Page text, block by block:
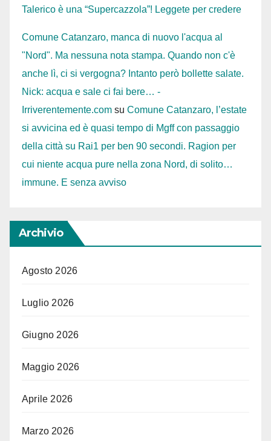
Talerico è una “Supercazzola”! Leggete per credere
Comune Catanzaro, manca di nuovo l'acqua al
"Nord". Ma nessuna nota stampa. Quando non c'è
anche lì, ci si vergogna? Intanto però bollette salate.
Nick: acqua e sale ci fai bere… -
Irriverentemente.com su Comune Catanzaro, l’estate
si avvicina ed è quasi tempo di Mgff con passaggio
della città su Rai1 per ben 90 secondi. Ragion per
cui niente acqua pure nella zona Nord, di solito…
immune. E senza avviso
Archivio
Agosto 2026
Luglio 2026
Giugno 2026
Maggio 2026
Aprile 2026
Marzo 2026